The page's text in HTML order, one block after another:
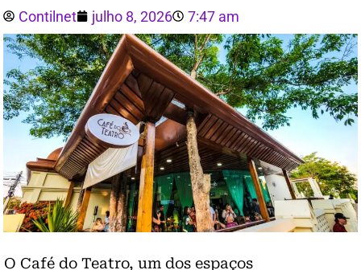
Contilnet julho 8, 2026 7:47 am
O Café do Teatro, um dos espaços